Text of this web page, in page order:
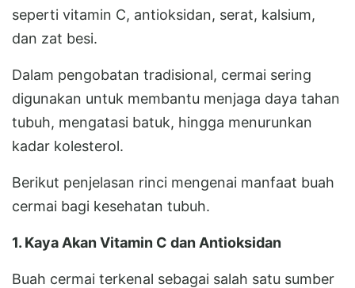
seperti vitamin C, antioksidan, serat, kalsium,
dan zat besi.
Dalam pengobatan tradisional, cermai sering
digunakan untuk membantu menjaga daya tahan
tubuh, mengatasi batuk, hingga menurunkan
kadar kolesterol.
Berikut penjelasan rinci mengenai manfaat buah
cermai bagi kesehatan tubuh.
1. Kaya Akan Vitamin C dan Antioksidan
Buah cermai terkenal sebagai salah satu sumber